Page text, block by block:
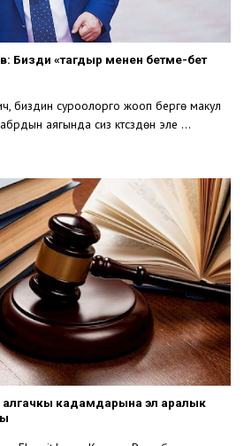
Бизди «тагдыр менен бетме-бет
биздин суроолорго жооп берүүгө макул
аягында сиз күтүүсүздөн эле ...
алгачкы кадамдарына эл аралык